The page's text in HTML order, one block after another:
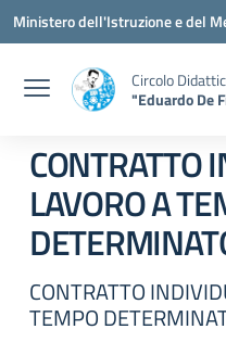
Vai ai contenuti
Vai al menu di navigazione
Vai al footer
Ministero dell'Istruzione e del
Circolo
"Eduardo De
CONTRATTO
LAVORO A
CONTRATTO
TEMPO